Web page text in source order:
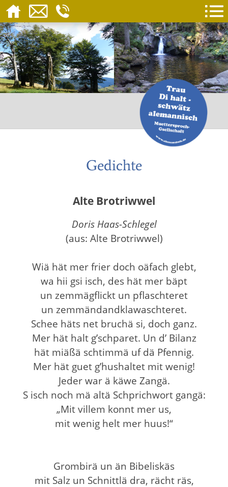
Gedichte
Alte Brotriwwel
Doris Haas-Schlegel
(aus: Alte Brotriwwel)
Wiä hät mer frier doch oäfach glebt,
wa hii gsi isch, des hät mer bäpt
un zemmägflickt un pflaschteret
un zemmändandklawaschteret.
Schee häts net bruchä si, doch ganz.
Mer hät halt g’schparet. Un d’ Bilanz
hät miäßä schtimmä uf dä Pfennig.
Mer hät guet g’hushaltet mit wenig!
Jeder war ä käwe Zangä.
S isch noch mä altä Schprichwort gangä:
„Mit villem konnt mer us,
mit wenig helt mer huus!“
Grombirä un än Bibeliskäs
mit Salz un Schnittlä dra, rächt räs,